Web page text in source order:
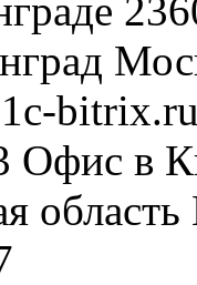
Офис в
область